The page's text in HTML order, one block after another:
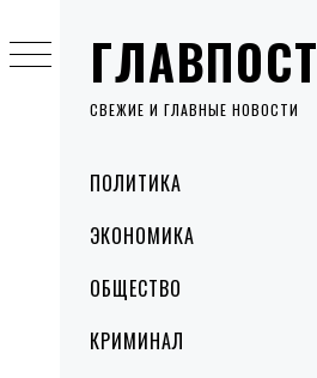
ГЛАВПОСТ
СВЕЖИЕ И ГЛАВНЫЕ НОВОСТИ
MenuПОЛИТИКА
ЭКОНОМИКА
ОБЩЕСТВО
КРИМИНАЛ
to
content